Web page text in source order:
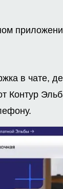
в чате,
Контур